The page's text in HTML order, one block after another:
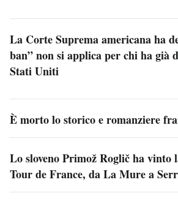
La Corte Suprema americana ha
ban” non si applica per chi ha già
Stati Uniti
È morto lo storico e romanziere
Lo sloveno Primož Roglič ha vinto
Tour de France, da La Mure a